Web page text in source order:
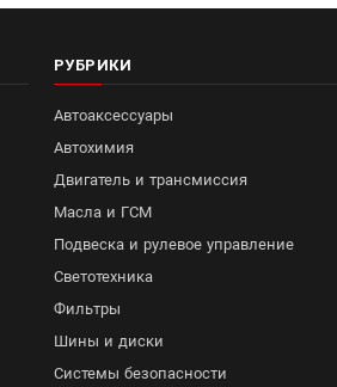
РУБРИКИ
Автоаксессуары
Автохимия
Двигатель и трансмиссия
Масла и ГСМ
Подвеска и рулевое управление
Светотехника
Фильтры
Шины и диски
Системы безопасности